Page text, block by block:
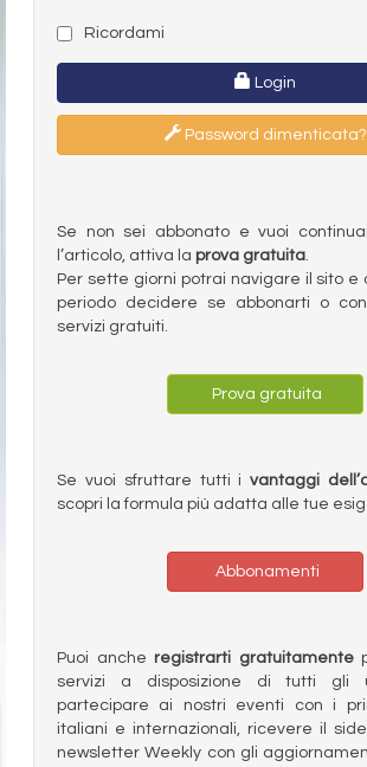
Ricordami
Login
Password dimenticata?
Se non sei abbonato e vuoi
l’articolo, attiva la prova gratuita.
Per sette giorni potrai navigare il sito e
periodo decidere se abbonarti o
servizi gratuiti.
Prova gratuita
Se vuoi sfruttare tutti ivantaggi
scopri la formula più adatta alle tue
Abbonamenti
Puoi anche registrarti gratuitamente
servizi a disposizione di tutti gli
partecipare ai nostri eventi con i
italiani e internazionali, ricevere il
newsletter Weekly con gli